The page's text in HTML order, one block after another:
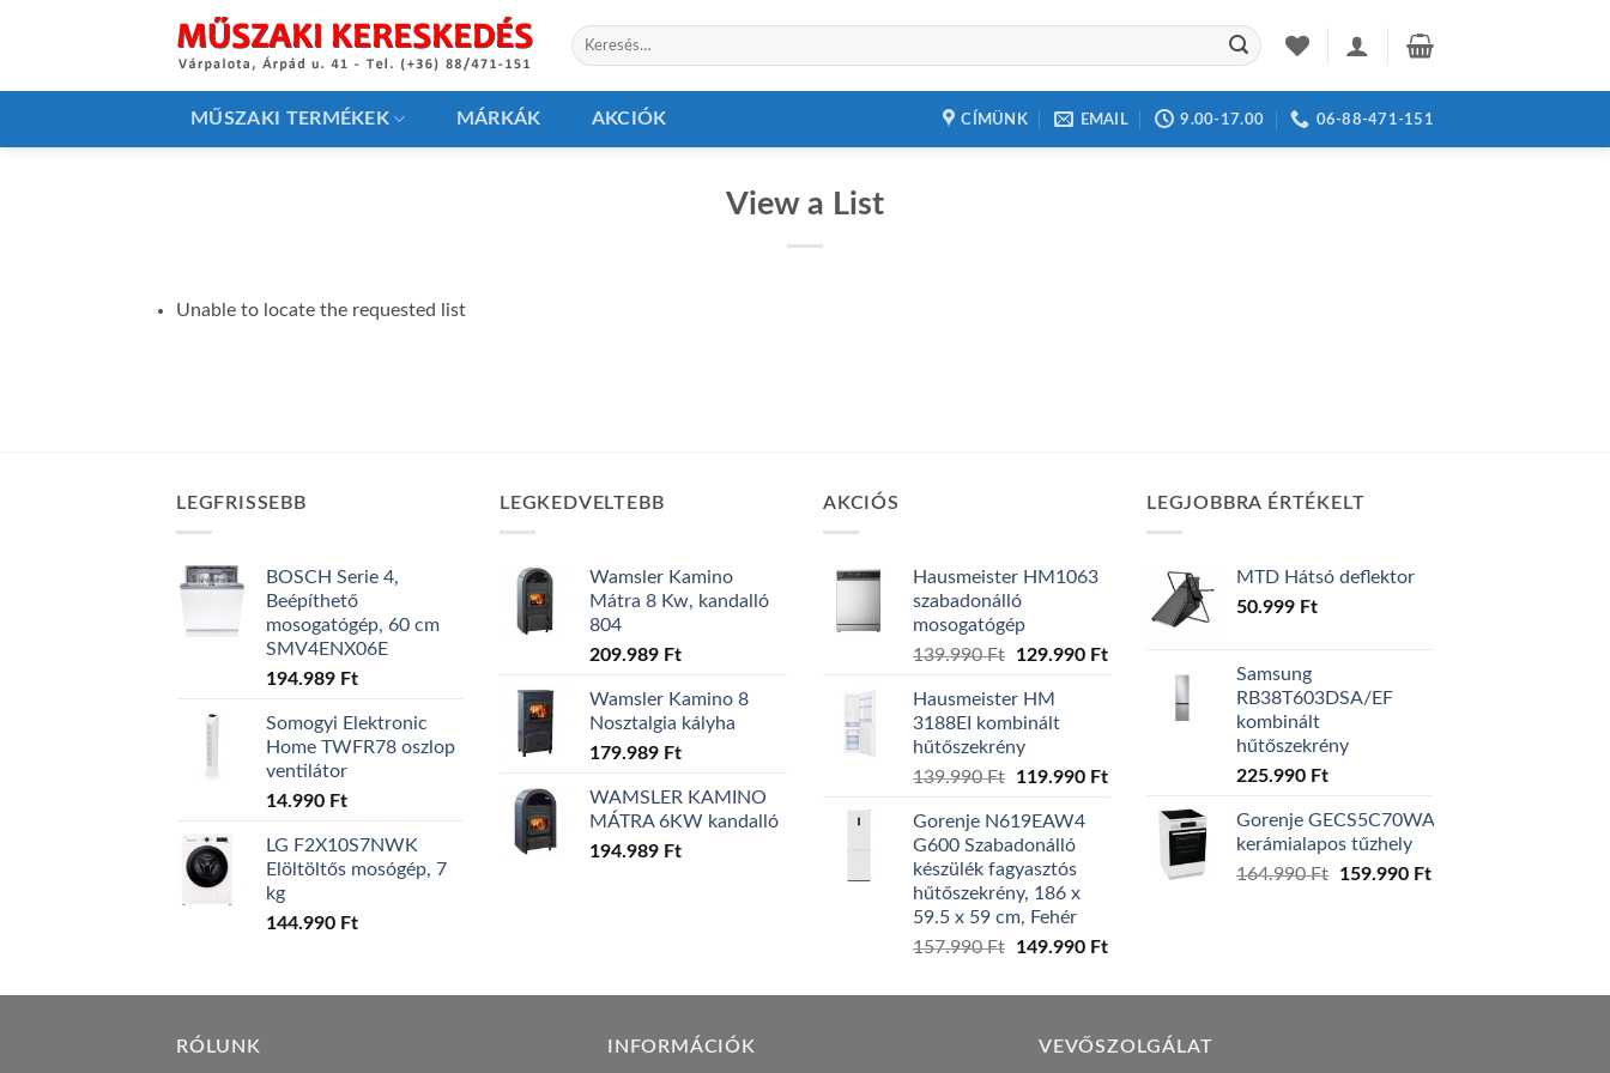
Keresés
a
MŰSZAKI TERMÉKEK MÁRKÁK AKCIÓK CÍMÜNK EMAIL 9.00-17.00 06-88-471-151
View a List
Unable to locate the requested list
LEGFRISSEBB
BOSCH Serie 4,
Beépíthető
mosogatógép, 60 cm
SMV4ENX06E
194.989 Ft
Somogyi Elektronic
Home TWFR78 oszlop
ventilátor
14.990 Ft
LG F2X10S7NWK
Elöltöltős mosógép, 7
kg
144.990 Ft
LEGKEDVELTEBB
Wamsler Kamino
Mátra 8 Kw, kandalló
804
209.989 Ft
Wamsler Kamino 8
Nosztalgia kályha
179.989 Ft
WAMSLER KAMINO
MÁTRA 6KW kandalló
194.989 Ft
AKCIÓS
Hausmeister HM1063
szabadonálló
mosogatógép
139.990Ft
Original
was:
139.990 Ft.
129.990 FtCurrent
Hausmeister HM
3188EI kombinált
hűtőszekrény
139.990Ft
Original
was:
139.990 Ft.
119.990 FtCurrent
119.990 Ft.
Gorenje N619EAW4
G600 Szabadonálló
készülék fagyasztós
hűtőszekrény, 186 x
59.5 x 59 cm, Fehér
157.990Ft
Original
was:
149.990 FtCurrent
is:
LEGJOBBRA ÉRTÉKELT
MTD Hátsó deflektor
50.999 Ft
Samsung
RB38T603DSA/EF
kombinált
hűtőszekrény
225.990 Ft
Gorenje GECS5C70WA
kerámialapos tűzhely
164.990Ft
Original
159.990 FtCurrent
RÓLUNK INFORMÁCIÓK VEVŐSZOLGÁLAT